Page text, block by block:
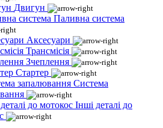
Двигун
Паливна система
Аксесуари
Трансмісія
Зчеплення
Стартер
Система
Інші деталі до